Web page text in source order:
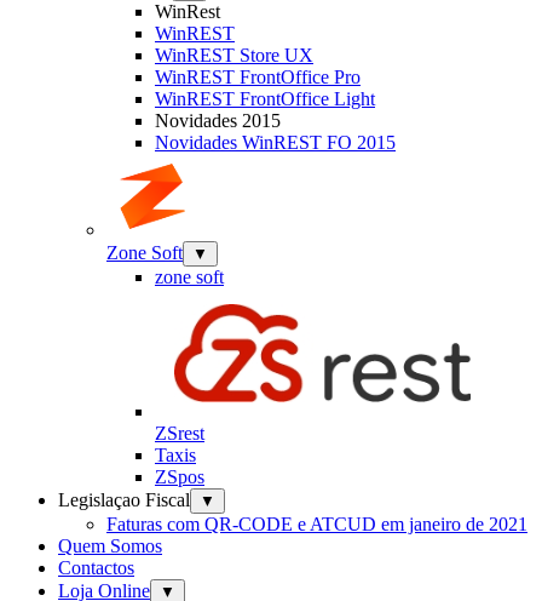
WinRest
WinREST
WinREST Store UX
WinREST FrontOffice Pro
WinREST FrontOffice Light
Novidades 2015
Novidades WinREST FO 2015
Zone Soft ▼
zone soft
ZSrest
Taxis
ZSpos
Legislaçao Fiscal
▼
Faturas com QR-CODE e ATCUD em janeiro de 2021
Quem Somos
Contactos
Loja Online
▼